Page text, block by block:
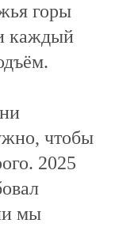
горы
каждый
чтобы
2025
мы